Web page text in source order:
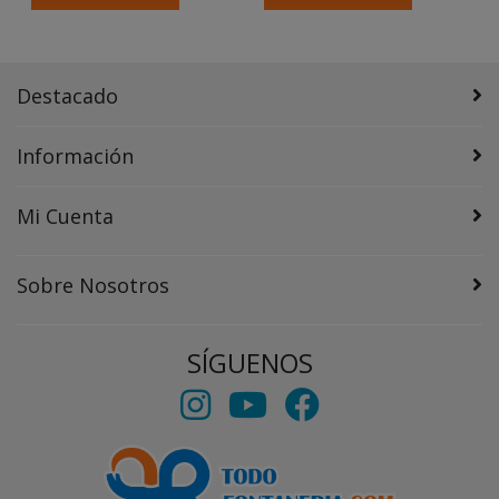
Destacado
Información
Mi Cuenta
Sobre Nosotros
SÍGUENOS